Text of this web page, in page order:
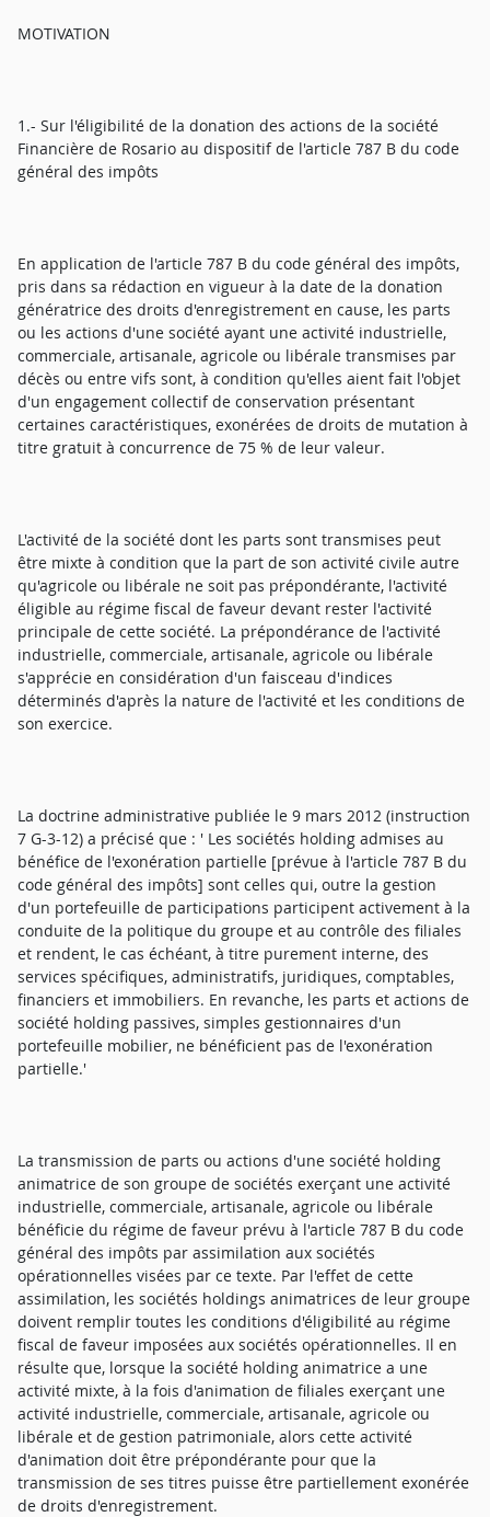
MOTIVATION
1.- Sur l'éligibilité de la donation des actions de la société
Financière de Rosario au dispositif de l'article 787 B du code
général des impôts
En application de l'article 787 B du code général des impôts,
pris dans sa rédaction en vigueur à la date de la donation
génératrice des droits d'enregistrement en cause, les parts
ou les actions d'une société ayant une activité industrielle,
commerciale, artisanale, agricole ou libérale transmises par
décès ou entre vifs sont, à condition qu'elles aient fait l'objet
d'un engagement collectif de conservation présentant
certaines caractéristiques, exonérées de droits de mutation à
titre gratuit à concurrence de 75 % de leur valeur.
L'activité de la société dont les parts sont transmises peut
être mixte à condition que la part de son activité civile autre
qu'agricole ou libérale ne soit pas prépondérante, l'activité
éligible au régime fiscal de faveur devant rester l'activité
principale de cette société. La prépondérance de l'activité
industrielle, commerciale, artisanale, agricole ou libérale
s'apprécie en considération d'un faisceau d'indices
déterminés d'après la nature de l'activité et les conditions de
son exercice.
La doctrine administrative publiée le 9 mars 2012 (instruction
7 G-3-12) a précisé que : ' Les sociétés holding admises au
bénéfice de l'exonération partielle [prévue à l'article 787 B du
code général des impôts] sont celles qui, outre la gestion
d'un portefeuille de participations participent activement à la
conduite de la politique du groupe et au contrôle des filiales
et rendent, le cas échéant, à titre purement interne, des
services spécifiques, administratifs, juridiques, comptables,
financiers et immobiliers. En revanche, les parts et actions de
société holding passives, simples gestionnaires d'un
portefeuille mobilier, ne bénéficient pas de l'exonération
partielle.'
La transmission de parts ou actions d'une société holding
animatrice de son groupe de sociétés exerçant une activité
industrielle, commerciale, artisanale, agricole ou libérale
bénéficie du régime de faveur prévu à l'article 787 B du code
général des impôts par assimilation aux sociétés
opérationnelles visées par ce texte. Par l'effet de cette
assimilation, les sociétés holdings animatrices de leur groupe
doivent remplir toutes les conditions d'éligibilité au régime
fiscal de faveur imposées aux sociétés opérationnelles. Il en
résulte que, lorsque la société holding animatrice a une
activité mixte, à la fois d'animation de filiales exerçant une
activité industrielle, commerciale, artisanale, agricole ou
libérale et de gestion patrimoniale, alors cette activité
d'animation doit être prépondérante pour que la
transmission de ses titres puisse être partiellement exonérée
de droits d'enregistrement.